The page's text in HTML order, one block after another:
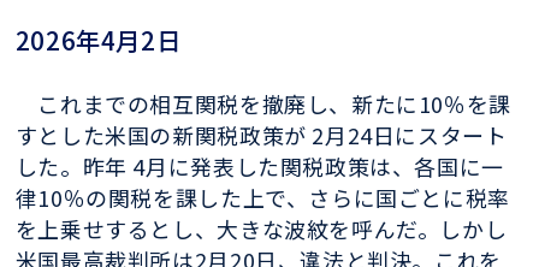
2026年4月2日
これまでの相互関税を撤廃し、新たに10％を課
すとした米国の新関税政策が 2月24日にスタート
した。昨年 4月に発表した関税政策は、各国に一
律10％の関税を課した上で、さらに国ごとに税率
を上乗せするとし、大きな波紋を呼んだ。しかし
米国最高裁判所は2月20日、違法と判決。これを